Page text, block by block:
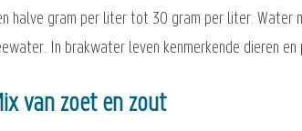
halve gram per liter tot 30 gram per liter. Water
In brakwater leven kenmerkende dieren
van zoet en zout